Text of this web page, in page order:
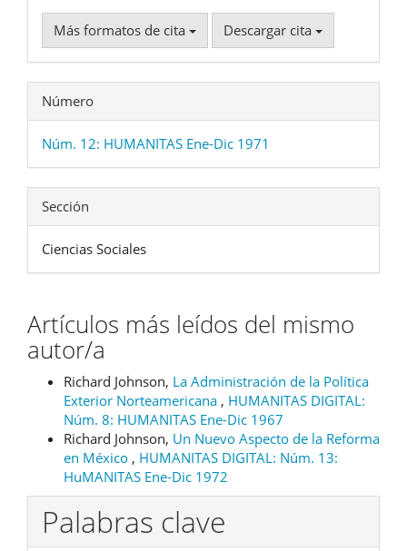
Más formatos de cita Descargar cita
Número
Núm. 12: HUMANITAS Ene-Dic 1971
Sección
Ciencias Sociales
Artículos más leídos del mismo
autor/a
Richard Johnson, La Administración de la Política
Exterior Norteamericana , HUMANITAS DIGITAL:
Núm. 8: HUMANITAS Ene-Dic 1967
Richard Johnson, Un Nuevo Aspecto de la Reforma
en México , HUMANITAS DIGITAL: Núm. 13:
HuMANITAS Ene-Dic 1972
Palabras clave